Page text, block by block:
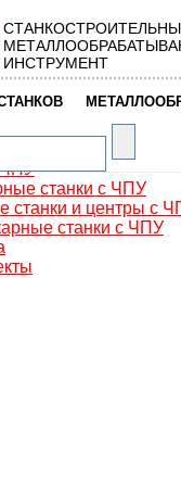
центры
станки
манипуляторы
с ЧПУ
ЧПУ
станки с ЧПУ
станки и центры с
станки с ЧПУ
ИНСТРУМЕНТ